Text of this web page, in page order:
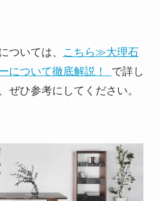
ついては、
こちら≫大理石
について徹底解説！ で詳し
ぜひ参考にしてください。